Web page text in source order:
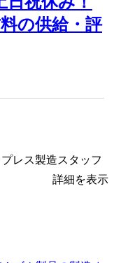
の供給・評
レス製造スタッフ
詳細を表示